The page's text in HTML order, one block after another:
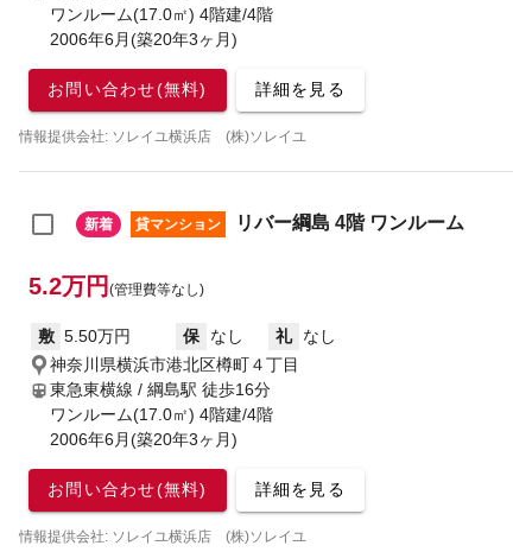
ワンルーム(17.0㎡) 4階建/4階
2006年6月(築20年3ヶ月)
お問い合わせ(無料) 詳細を見る
情報提供会社: ソレイユ横浜店 (株)ソレイユ
新着 貸マンション リバー綱島 4階 ワンルーム
5.2万円 (管理費等なし)
敷 5.50万円 保 なし 礼
なし
神奈川県横浜市港北区樽町４丁目
東急東横線 / 綱島駅 徒歩16分
ワンルーム(17.0㎡) 4階建/4階
2006年6月(築20年3ヶ月)
お問い合わせ(無料) 詳細を見る
情報提供会社: ソレイユ横浜店 (株)ソレイユ